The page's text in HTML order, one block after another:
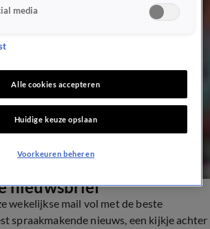
terugkeer van De Krantjes zelfkritisch terug op grappen
nieuwsbrief
wekelijkse mail vol met de beste
spraakmakende nieuws, een kijkje achter
media
Alle cookies accepteren
Huidige keuze opslaan
Voorkeuren beheren